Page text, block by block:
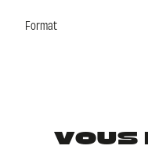
Format
VOUS